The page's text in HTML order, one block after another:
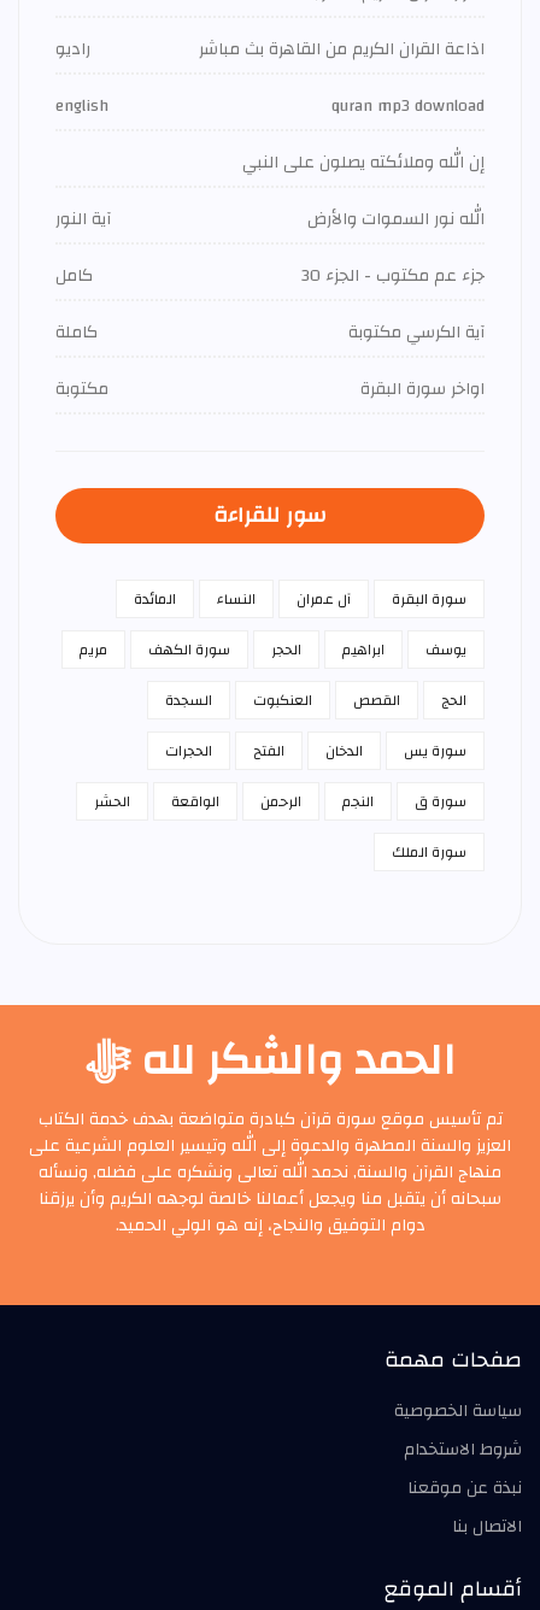
اذاعة القران الكريم من القاهرة بث مباشر
راديو
quran mp3 download
english
إن الله وملائكته يصلون على النبي
الله نور السموات والأرض
آية النور
جزء عم مكتوب - الجزء 30
كامل
آية الكرسي مكتوبة
كاملة
اواخر سورة البقرة
مكتوبة
سور للقراءة
سورة البقرة آل عمران النساء
المائدة
يوسف
ابراهيم الحجر سورة الكهف
مريم
الحج
القصص العنكبوت
السجدة
سورة يس
الدخان الفتح
الحجرات
سورة ق
النجم الرحمن الواقعة
الحشر
سورة الملك
الحمد والشكر لله ﷻ
تم تأسيس موقع سورة قرآن كبادرة متواضعة بهدف خدمة الكتاب
العزيز والسنة المطهرة والدعوة إلى الله وتيسير العلوم الشرعية على
منهاج القرآن والسنة, نحمد الله تعالى ونشكره على فضله, ونسأله
سبحانه أن يتقبل منا ويجعل أعمالنا خالصة لوجهه الكريم وأن يرزقنا
دوام التوفيق والنجاح، إنه هو الولي الحميد.
صفحات مهمة
سياسة الخصوصية
شروط الاستخدام
نبذة عن موقعنا
الاتصال بنا
أقسام الموقع